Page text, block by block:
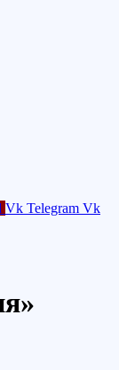
Vk Telegram Vk